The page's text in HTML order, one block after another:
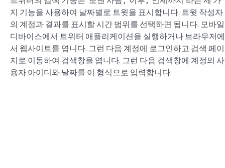
지 기능을 사용하여 날짜별로 트윗을 표시합니다. 트윗 작성자
의 계정과 결과를 표시할 시간 범위를 선택하면 됩니다. 모바일
디바이스에서 트위터 애플리케이션을 실행하거나 브라우저에
서 웹사이트를 엽니다. 그런 다음 계정에 로그인하고 검색 페이
지로 이동하여 검색창을 엽니다. 그런 다음 검색창에 계정의 사
용자 아이디와 날짜를 이 형식으로 입력합니다: